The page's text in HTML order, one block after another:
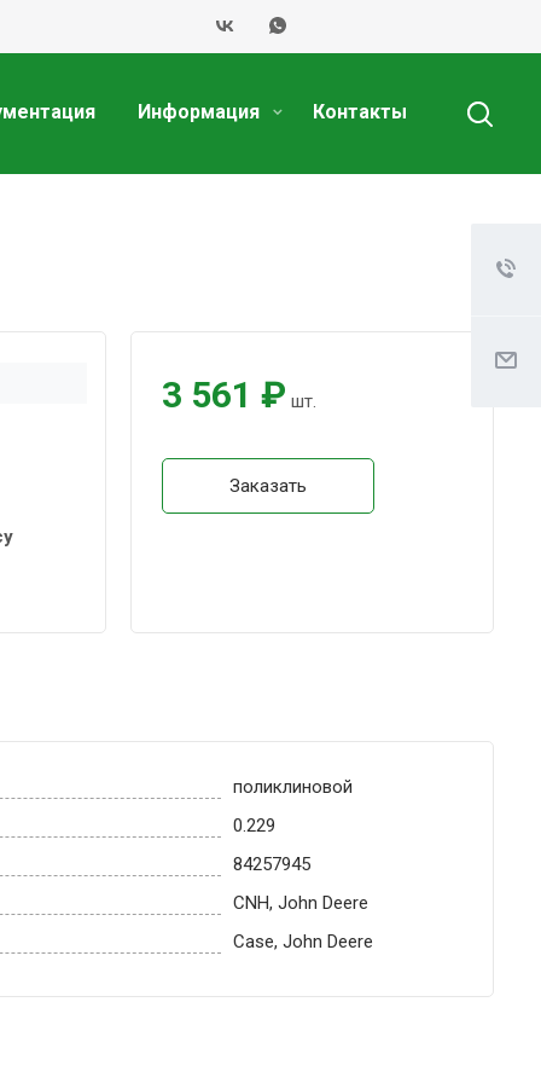
Информация Контакты
3 561 ₽ шт.
Заказать
поликлиновой
0.229
84257945
CNH, John Deere
Case, John Deere